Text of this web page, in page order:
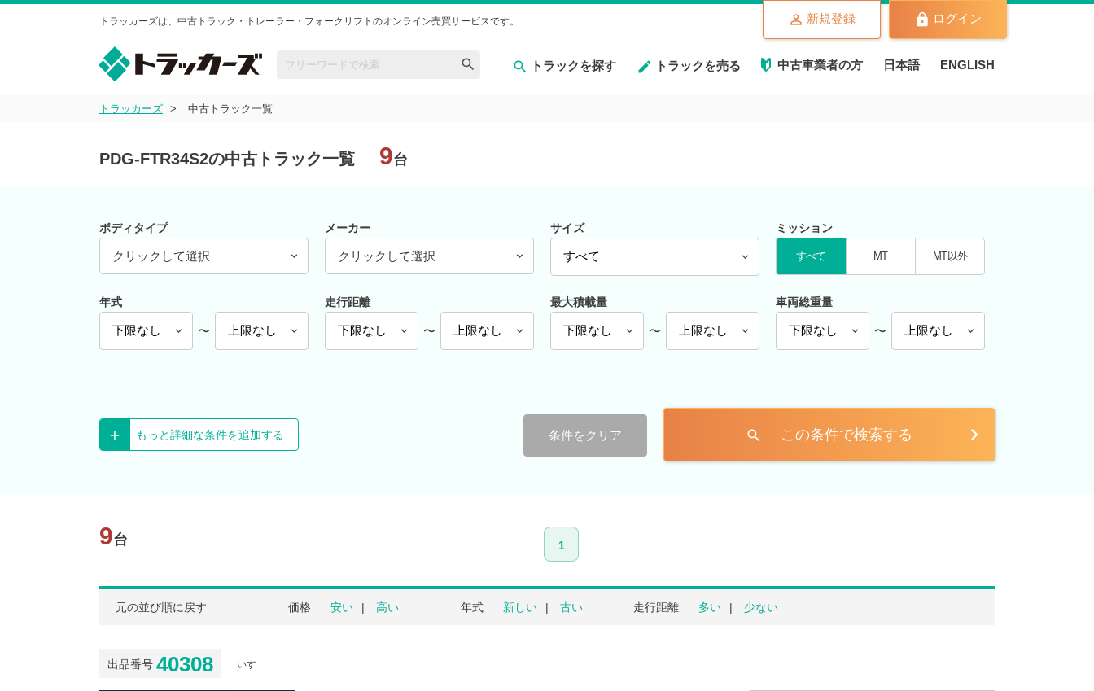
トラッカーズは、中古トラック・トレーラー・フォークリフトのオンライン売買サービスです。
トラックを探す トラックを売る 中古車業者の方 日本語 ENGLISH
新規登録 ログイン
トラッカーズ 中古トラック一覧
PDG-FTR34S2の中古トラック一覧 9台
ボディタイプ
クリックして選択
メーカー
クリックして選択
サイズ ミッション
すべて MT MT以外
年式
〜
走行距離
〜
最大積載量
〜
車両総重量
〜
もっと詳細な条件を追加する 条件をクリア search この条件で検索する
9台 1
元の並び順に戻す 価格 安い 高い 年式 新しい 古い 走行距離 多い 少ない
出品番号 40308 いすゞ